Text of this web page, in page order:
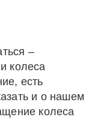
–
колеса
есть
и о нашем
колеса